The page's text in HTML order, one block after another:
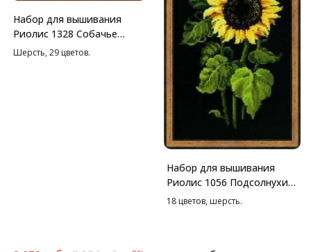
Набор для вышивания
Риолис 1328 Собачье
семейство, 40*30 см
Шерсть, 29 цветов.
Набор для вышивания
Риолис 1056 Подсолнухи
на черной канве, 25*50 см
18 цветов, шерсть.